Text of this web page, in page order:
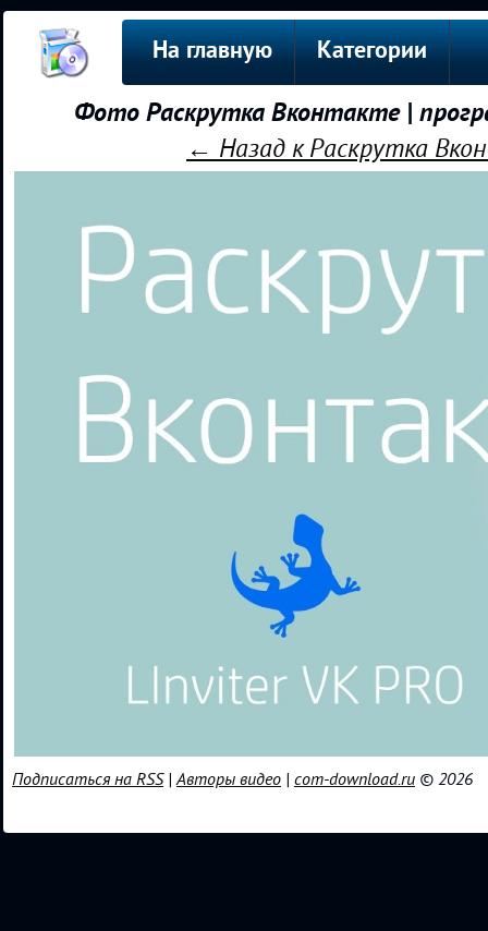
На главную Категории
Фото Раскрутка Вконтакте |
← Назад к Раскрутка
Подписаться на RSS|Авторы видео | com-download.ru © 2026